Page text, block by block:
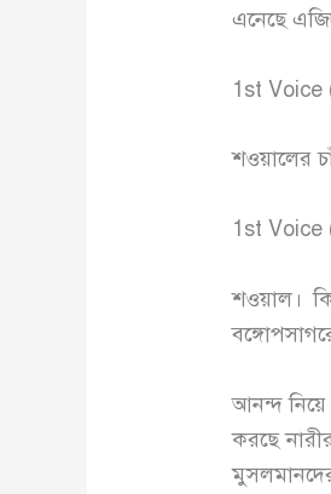
এনেছে
1st Voice
শওয়ালের
1st Voice
শওয়াল।
আনন্দ
করছে